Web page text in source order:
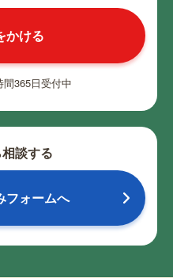
かける
365日受付中
談する
フォームへ